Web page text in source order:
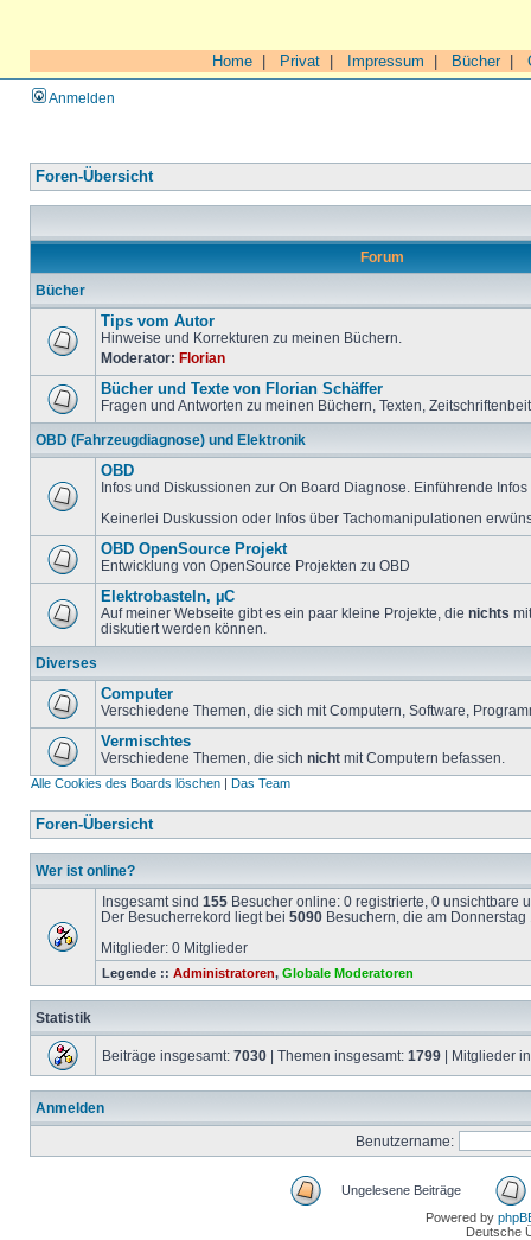
Home Privat Impressum Bücher|
Anmelden
Foren-Übersicht
Forum
Bücher
Tips vom Autor
Hinweise und Korrekturen zu meinen Büchern.
Moderator: Florian
Bücher und Texte von Florian Schäffer
Fragen und Antworten zu meinen Büchern, Texten,
OBD (Fahrzeugdiagnose) und Elektronik
OBD
Infos und Diskussionen zur On Board Diagnose. Einführende
Keinerlei Duskussion oder Infos über Tachomanipulationen
OBD OpenSource Projekt
Entwicklung von OpenSource Projekten zu OBD
Elektrobasteln, µC
Auf meiner Webseite gibt es ein paar kleine Projekte, die nichts
diskutiert werden können.
Diverses
Computer
Verschiedene Themen, die sich mit Computern, Software,
Vermischtes
Verschiedene Themen, die sich nicht mit Computern befassen.
Alle Cookies des Boards löschen | Das Team
Foren-Übersicht
Wer ist online?
Insgesamt sind 155 Besucher online: 0 registrierte, 0 unsichtbare
Der Besucherrekord liegt bei 5090 Besuchern, die am
Mitglieder: 0 Mitglieder
Legende :: Administratoren, Globale Moderatoren
Statistik
Beiträge insgesamt: 7030 | Themen insgesamt: 1799 | Mitglieder
Anmelden
Benutzername:
Ungelesene Beiträge
Powered by
Deutsche